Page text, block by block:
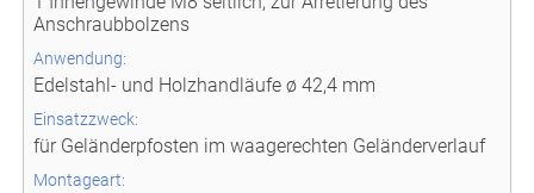
Anschraubbolzens
Anwendung:
Edelstahl- und Holzhandläufe ø 42,4 mm
Einsatzzweck:
für Geländerpfosten im waagerechten Geländerverlauf
Montageart: